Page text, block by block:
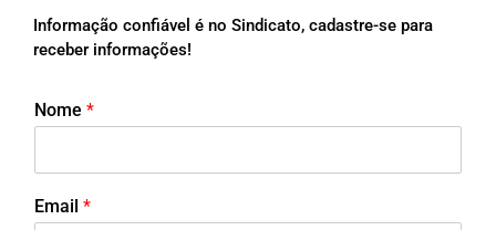
Informação confiável é no Sindicato, cadastre-se para
receber informações!
Nome *
Email *